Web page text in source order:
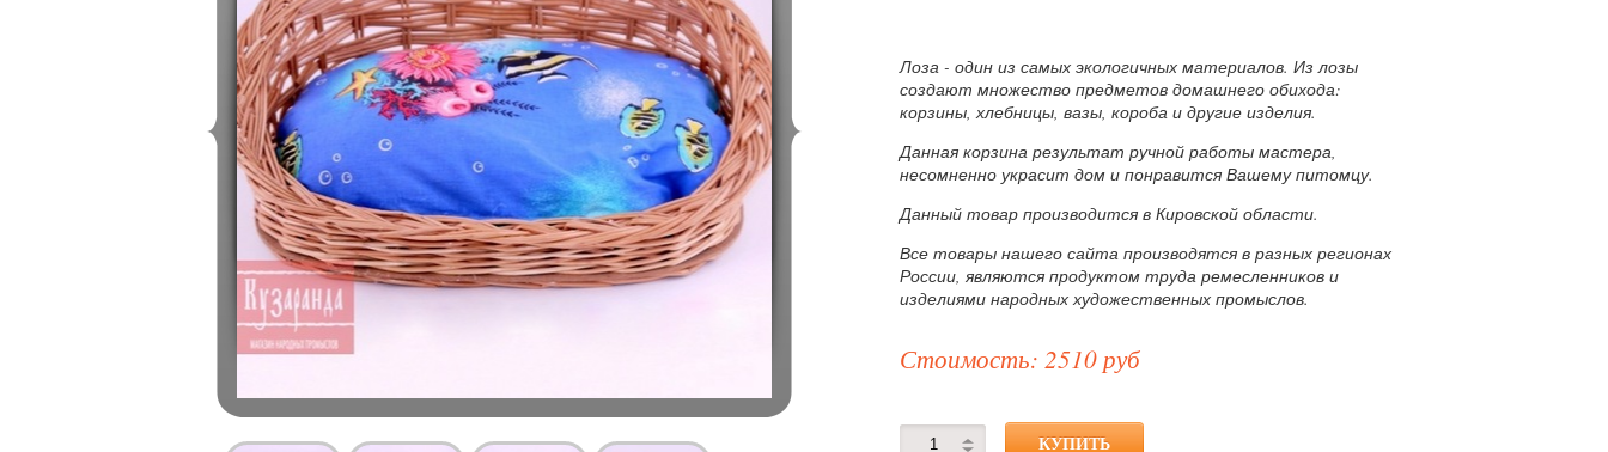
Лоза - один из самых экологичных материалов. Из лозы
создают множество предметов домашнего обихода:
корзины, хлебницы, вазы, короба и другие изделия.
Данная корзина результат ручной работы мастера,
несомненно украсит дом и понравится Вашему питомцу.
Данный товар производится в Кировской области.
Все товары нашего сайта производятся в разных регионах
России, являются продуктом труда ремесленников и
изделиями народных художественных промыслов.
Стоимость: 2510 руб